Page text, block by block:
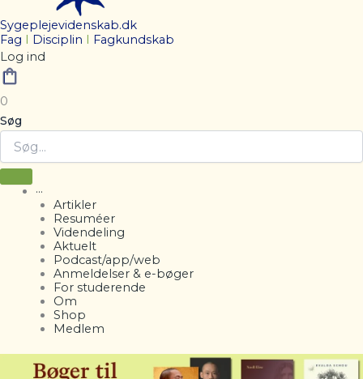
Sygeplejevidenskab.dk
Fag
Disciplin
Fagkundskab
Log ind
0
Søg
···
Artikler
Resuméer
Videndeling
Aktuelt
Podcast/app/web
Anmeldelser & e-bøger
For studerende
Om
Shop
Medlem